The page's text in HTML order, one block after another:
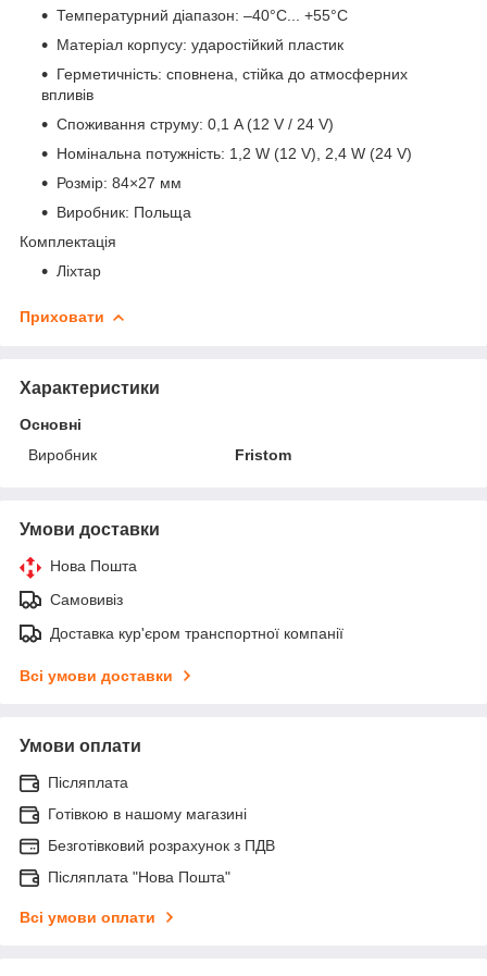
Температурний діапазон: –40°C... +55°C
Матеріал корпусу: ударостійкий пластик
Герметичність: сповнена, стійка до атмосферних
впливів
Споживання струму: 0,1 A (12 V / 24 V)
Номінальна потужність: 1,2 W (12 V), 2,4 W (24 V)
Розмір: 84×27 мм
Виробник: Польща
Комплектація
Ліхтар
Приховати
Характеристики
Основні
Виробник
Fristom
Умови доставки
Нова Пошта
Самовивіз
Доставка кур'єром транспортної компанії
Всі умови доставки
Умови оплати
Післяплата
Готівкою в нашому магазині
Безготівковий розрахунок з ПДВ
Післяплата "Нова Пошта"
Всі умови оплати